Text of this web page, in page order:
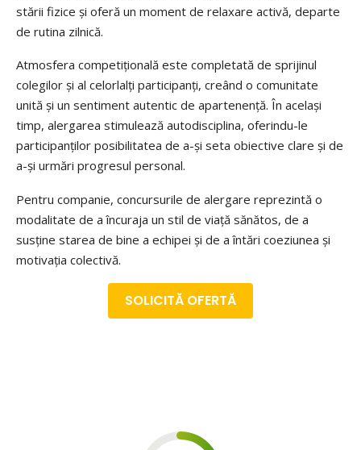
stării fizice și oferă un moment de relaxare activă, departe
de rutina zilnică.
Atmosfera competițională este completată de sprijinul
colegilor și al celorlalți participanți, creând o comunitate
unită și un sentiment autentic de apartenență. În același
timp, alergarea stimulează autodisciplina, oferindu-le
participanților posibilitatea de a-și seta obiective clare și de
a-și urmări progresul personal.
Pentru companie, concursurile de alergare reprezintă o
modalitate de a încuraja un stil de viață sănătos, de a
susține starea de bine a echipei și de a întări coeziunea și
motivația colectivă.
SOLICITĂ OFERTĂ